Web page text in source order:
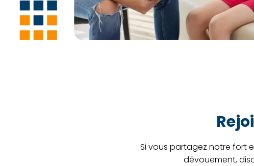
Si vous partagez notre fort
dévouement,